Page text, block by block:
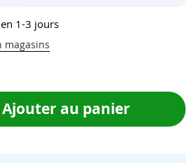
1-3 jours
magasins
Ajouter au panier